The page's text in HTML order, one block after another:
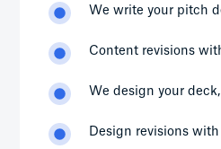
We write your pitch
Content revisions
We design your
Design revisions